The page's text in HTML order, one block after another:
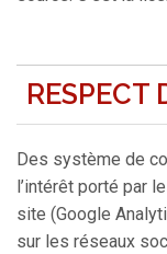
RESPECT
Des système de
l’intérêt porté par
site (Google
sur les réseaux